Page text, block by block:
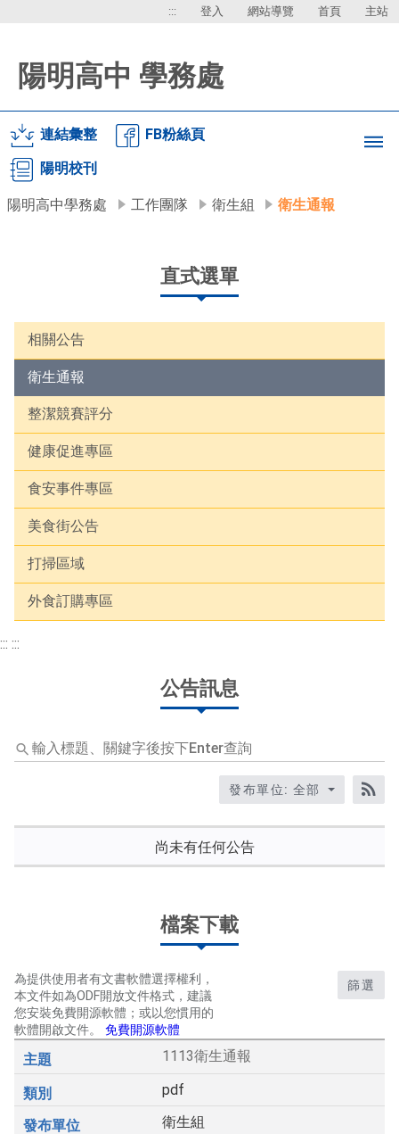
陽明高中 學務處
連結彙整
FB粉絲頁
陽明校刊
::: 登入 網站導覽 首頁 主站
陽明高中學務處 工作團隊 衛生組 衛生通報
直式選單
相關公告
衛生通報
整潔競賽評分
健康促進專區
食安事件專區
美食街公告
打掃區域
外食訂購專區
::: :::
公告訊息
輸
入
後
發布單位: 全部
尚未有任何公告
檔案下載
為提供使用者有文書軟體選擇權利，
本文件如為ODF開放文件格式，建議
您安裝免費開源軟體；或以您慣用的
軟體開啟文件。 免費開源軟體
篩選
1113衛生通報
pdf
衛生組